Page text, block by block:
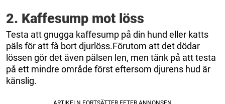
2. Kaffesump mot löss
Testa att gnugga kaffesump på din hund eller katts
päls för att få bort djurlöss.Förutom att det dödar
lössen gör det även pälsen len, men tänk på att testa
på ett mindre område först eftersom djurens hud är
känslig.